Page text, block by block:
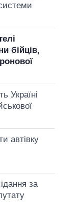
бійців,
Україні
автівку
за